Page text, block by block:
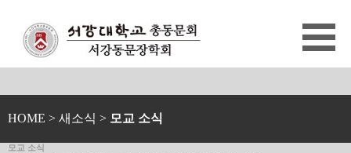
HOME > 새소식 > 모교 소식
모교 소식